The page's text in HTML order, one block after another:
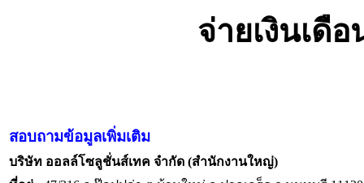
จ่ายเงินเดื
สอบถามข้อมูลเพิ่มเติม
บริษัท ออลล์โซลูชั่นส์เทค จำกัด (สำนักงานใหญ่)